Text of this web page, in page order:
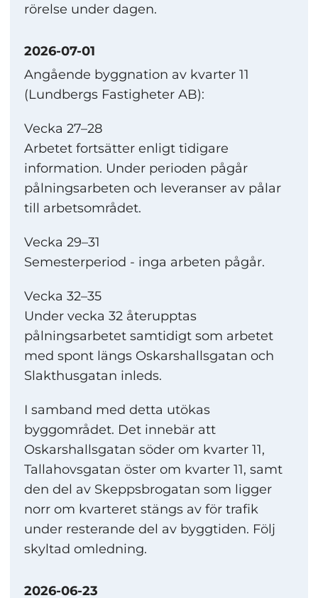
rörelse under dagen.
2026-07-01
Angående byggnation av kvarter 11
(Lundbergs Fastigheter AB):
Vecka 27–28
Arbetet fortsätter enligt tidigare
information. Under perioden pågår
pålningsarbeten och leveranser av pålar
till arbetsområdet.
Vecka 29–31
Semesterperiod - inga arbeten pågår.
Vecka 32–35
Under vecka 32 återupptas
pålningsarbetet samtidigt som arbetet
med spont längs Oskarshallsgatan och
Slakthusgatan inleds.
I samband med detta utökas
byggområdet. Det innebär att
Oskarshallsgatan söder om kvarter 11,
Tallahovsgatan öster om kvarter 11, samt
den del av Skeppsbrogatan som ligger
norr om kvarteret stängs av för trafik
under resterande del av byggtiden. Följ
skyltad omledning.
2026-06-23